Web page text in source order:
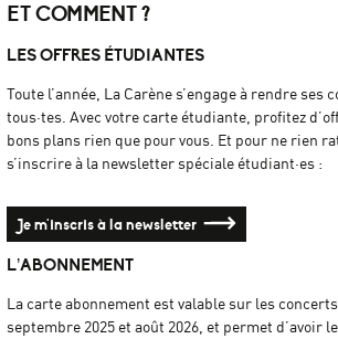
ET COMMENT ?
LES OFFRES ÉTUDIANTES
Toute l’année, La Carène s’engage à rendre ses
tous·tes. Avec votre carte étudiante, profitez
bons plans rien que pour vous. Et pour ne rien
s’inscrire à la newsletter spéciale étudiant·es :
Je m'inscris à la newsletter
L’ABONNEMENT
La carte abonnement est valable sur les
septembre 2025 et août 2026, et permet d’avoir